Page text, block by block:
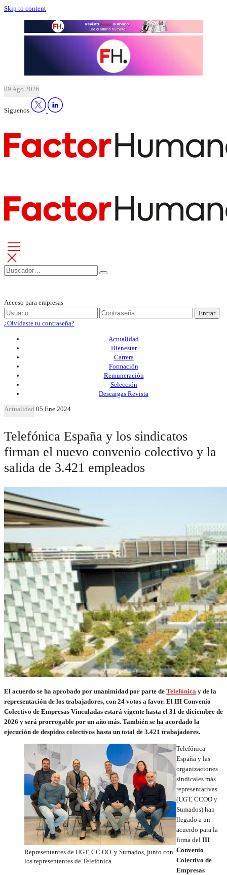
Skip to content
09 Ago 2026
Síguenos
Acceso para empresas
Entrar
¿Olvidaste tu contraseña?
Actualidad
Bienestar
Carrera
Formación
Remuneración
Selección
Descargas Revista
Actualidad 05 Ene 2024
Telefónica España y los sindicatos
firman el nuevo convenio colectivo y la
salida de 3.421 empleados
El acuerdo se ha aprobado por unanimidad por parte de Telefónica y de la
representación de los trabajadores, con 24 votos a favor. El III Convenio
Colectivo de Empresas Vinculadas estará vigente hasta el 31 de diciembre de
2026 y será prorrogable por un año más. También se ha acordado la
ejecución de despidos colectivos hasta un total de 3.421 trabajadores.
Representantes de UGT, CC.OO. y Sumados, junto con
los representantes de Telefónica
Telefónica
España y las
organizaciones
sindicales más
representativas
(UGT, CCOO y
Sumados) han
llegado a un
acuerdo para la
firma del III
Convenio
Colectivo de
Empresas